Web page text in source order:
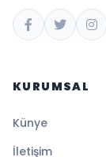
KURUMSAL
Künye
İletişim